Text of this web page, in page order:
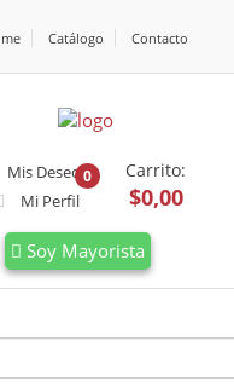
Catálogo Contacto
Mis Deseos
Mi Perfil
Soy Mayorista
0 Carrito:
$0,00